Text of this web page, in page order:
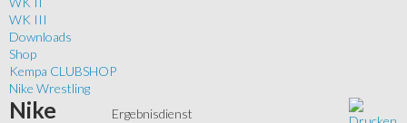
WK III
Downloads
Shop
Kempa CLUBSHOP
Nike Wrestling
Ergebnisdienst
Nike